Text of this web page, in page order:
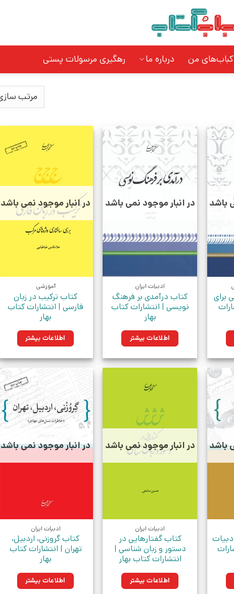
من درباره ما رهگیری مرسولات پستی
باشد
برای
در انبار موجود نمی باشد
ادبیات ایران
کتاب درآمدی بر فرهنگ
نویسی | انتشارات کتاب
بهار
اطلاعات بیشتر
در انبار موجود نمی باشد
آموزشی
کتاب ترکیب در زبان
فارسی | انتشارات کتاب
بهار
اطلاعات بیشتر
باشد در انبار موجود نمی باشد
ادبیات ایران
کتاب گفتارهایی در
دستور و زبان شناسی |
انتشارات کتاب بهار
اطلاعات بیشتر
در انبار موجود نمی باشد
ادبیات ایران
کتاب گروزنی، اردبیل،
تهران | انتشارات کتاب
بهار
اطلاعات بیشتر